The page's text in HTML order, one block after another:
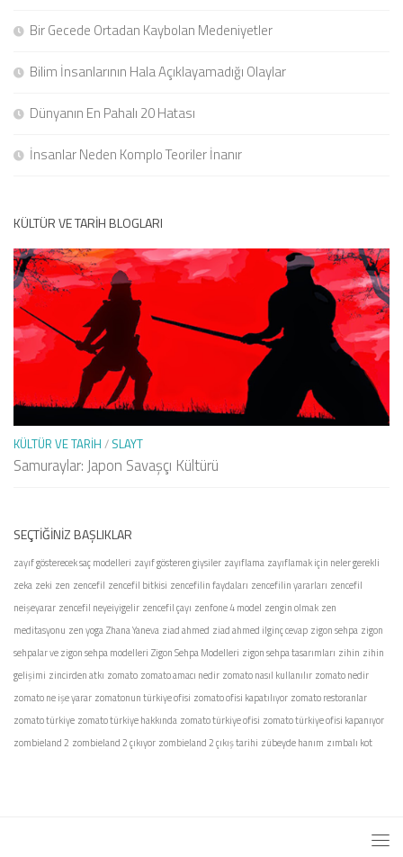
Bir Gecede Ortadan Kaybolan Medeniyetler
Bilim İnsanlarının Hala Açıklayamadığı Olaylar
Dünyanın En Pahalı 20 Hatası
İnsanlar Neden Komplo Teoriler İnanır
KÜLTÜR VE TARIH BLOGLARI
KÜLTÜR VE TARIH / SLAYT
Samuraylar: Japon Savaşçı Kültürü
SEÇTIĞINIZ BAŞLIKLAR
zayıf gösterecek saç modelleri zayıf gösteren giysiler zayıflama zayıflamak için neler gerekli
zeka zeki zen zencefil zencefil bitkisi zencefilin faydaları zencefilin yararları zencefil
neişeyarar zencefil neyeiyigelir zencefil çayı zenfone 4 model zengin olmak zen
meditasyonu zen yogaZhana Yaneva ziad ahmed ziad ahmed ilginç cevap zigon sehpa zigon
sehpalar ve zigon sehpa modelleri Zigon Sehpa Modelleri zigon sehpa tasarımları zihin zihin
gelişimi zincirden atkı zomato zomato amacı nedir zomato nasıl kullanılır zomato nedir
zomato ne işe yarar zomatonun türkiye ofisi zomato ofisi kapatılıyor zomato restoranlar
zomato türkiye zomato türkiye hakkında zomato türkiye ofisi zomato türkiye ofisi kapanıyor
zombieland 2 zombieland 2 çıkıyor zombieland 2 çıkış tarihi zübeyde hanım zımbalı kot